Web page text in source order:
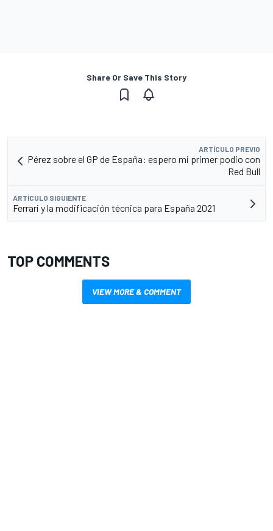
Share Or Save This Story
ARTÍCULO PREVIO
Pérez sobre el GP de España: espero mi primer podio con
Red Bull
ARTÍCULO SIGUIENTE
Ferrari y la modificación técnica para España 2021
TOP COMMENTS
VIEW MORE & COMMENT